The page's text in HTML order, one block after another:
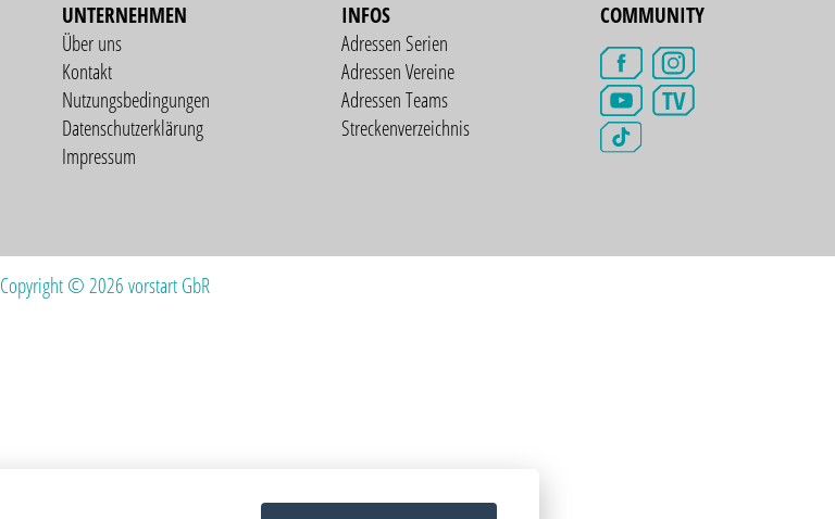
UNTERNEHMEN
Über uns
Kontakt
Nutzungsbedingungen
Datenschutzerklärung
Impressum
INFOS
Adressen Serien
Adressen Vereine
Adressen Teams
Streckenverzeichnis
COMMUNITY
TV
Copyright © 2026 vorstart GbR